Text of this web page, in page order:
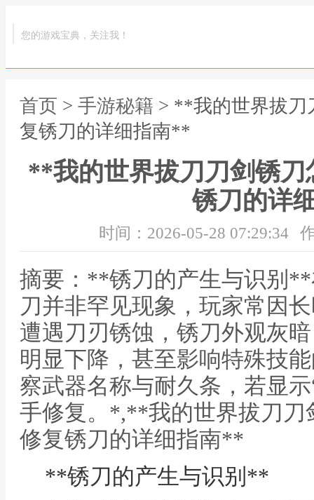
您的游戏宝典，关注我！
首页 > 手游秘籍 > **我的世界拔刀
复锈刀的详细指南**
**我的世界拔刀刀剑锈
锈刀的详
时间：2026-05-28 07:29:34
摘要：**锈刀的产生与识别
刀并非罕见现象，玩家常因
遭遇刀刃锈蚀，锈刀外观灰
明显下降，甚至影响特殊技
察武器名称与耐久条，若显
手修复。*,**我的世界拔刀刀
修复锈刀的详细指南**
**锈刀的产生与识别**